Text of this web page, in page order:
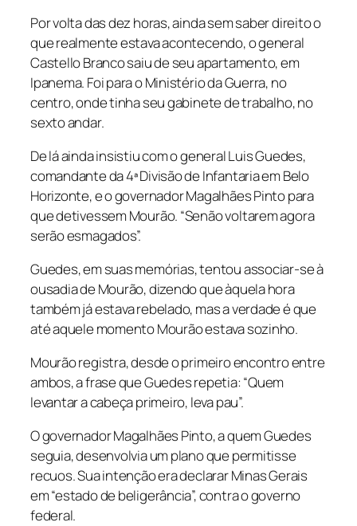
Por volta das dez horas, ainda sem saber direito o
que realmente estava acontecendo, o general
Castello Branco saiu de seu apartamento, em
Ipanema. Foi para o Ministério da Guerra, no
centro, onde tinha seu gabinete de trabalho, no
sexto andar.
De lá ainda insistiu com o general Luis Guedes,
comandante da 4ª Divisão de Infantaria em Belo
Horizonte, e o governador Magalhães Pinto para
que detivessem Mourão. “Senão voltarem agora
serão esmagados”.
Guedes, em suas memórias, tentou associar-se à
ousadia de Mourão, dizendo que àquela hora
também já estava rebelado, mas a verdade é que
até aquele momento Mourão estava sozinho.
Mourão registra, desde o primeiro encontro entre
ambos, a frase que Guedes repetia: “Quem
levantar a cabeça primeiro, leva pau”.
O governador Magalhães Pinto, a quem Guedes
seguia, desenvolvia um plano que permitisse
recuos. Sua intenção era declarar Minas Gerais
em “estado de beligerância”, contra o governo
federal.